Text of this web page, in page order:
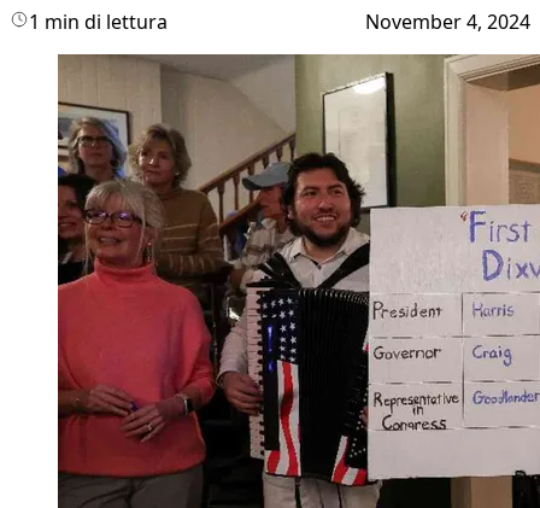
1 min di lettura November 4, 2024